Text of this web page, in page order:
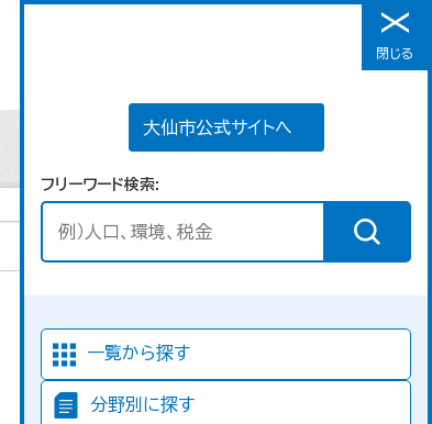
メニュー
大仙市公式サイトへ
フリーワード検索
一覧から探す
分野別に探す
閉じる